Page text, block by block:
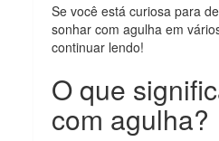
Se você está curiosa para
sonhar com agulha em
continuar lendo!
O que
com agulha?